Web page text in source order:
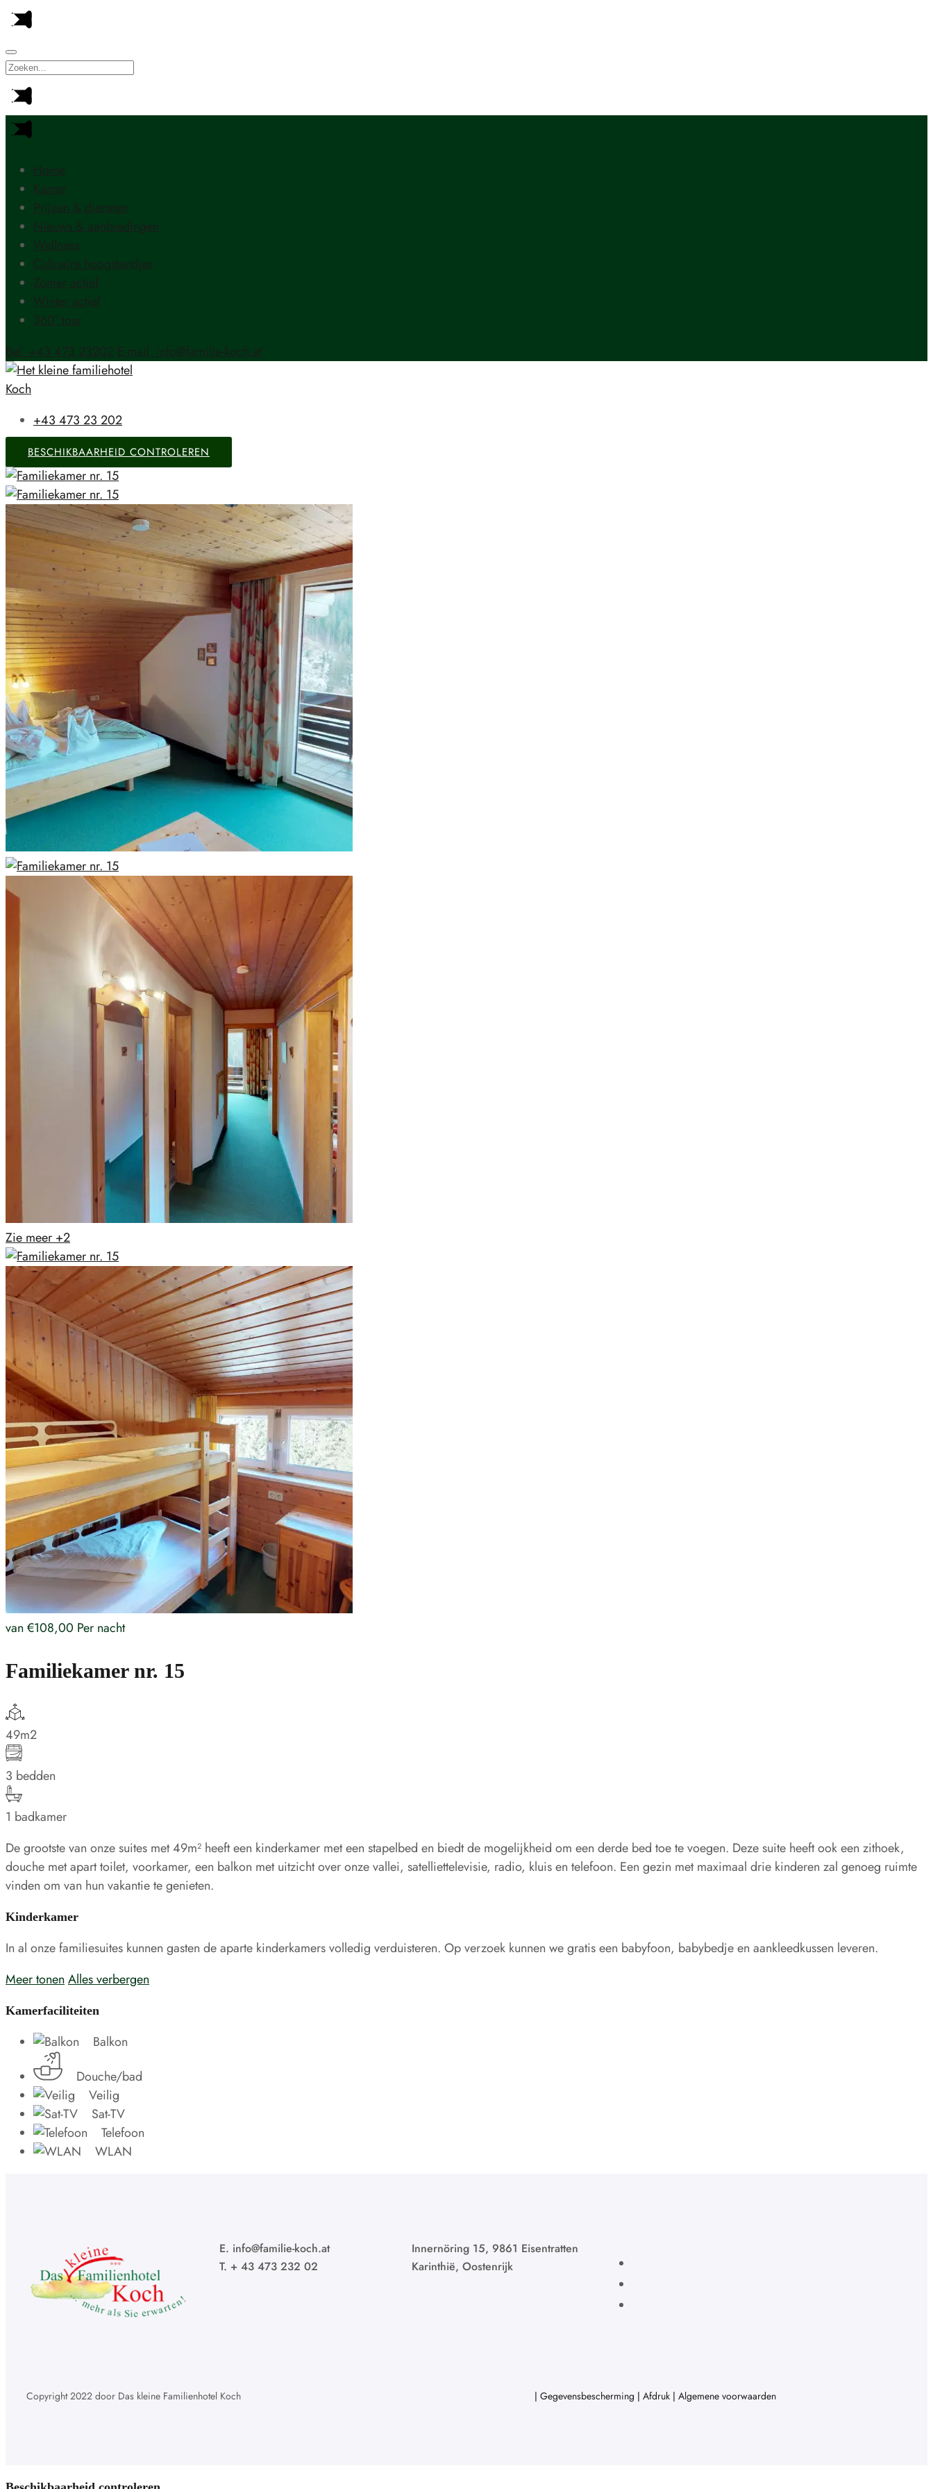
Home
Kamer
Prijzen & diensten
Nieuws & aanbiedingen
Wellness
Culinaire hoogstandjes
Zomer actief
Winter actief
360° tour
Bel. +43 473 23202 E-mail. info@familie-koch.at
+43 473 23 202
BESCHIKBAARHEID CONTROLEREN
Zie meer +2
van €108,00 Per nacht
Familiekamer nr. 15
49m2
3 bedden
1 badkamer
De grootste van onze suites met 49m² heeft een kinderkamer met een stapelbed en biedt de mogelijkheid om een derde bed toe te voegen. Deze suite heeft ook een zithoek,
douche met apart toilet, voorkamer, een balkon met uitzicht over onze vallei, satelliettelevisie, radio, kluis en telefoon. Een gezin met maximaal drie kinderen zal genoeg ruimte
vinden om van hun vakantie te genieten.
Kinderkamer
In al onze familiesuites kunnen gasten de aparte kinderkamers volledig verduisteren. Op verzoek kunnen we gratis een babyfoon, babybedje en aankleedkussen leveren.
Meer tonen Alles verbergen
Kamerfaciliteiten
Balkon
Douche/bad
Veilig
Sat-TV
Telefoon
WLAN
E. info@familie-koch.at
T. + 43 473 232 02
Innernöring 15, 9861 Eisentratten
Karinthië, Oostenrijk
Copyright 2022 door Das kleine Familienhotel Koch | Gegevensbescherming | Afdruk | Algemene voorwaarden